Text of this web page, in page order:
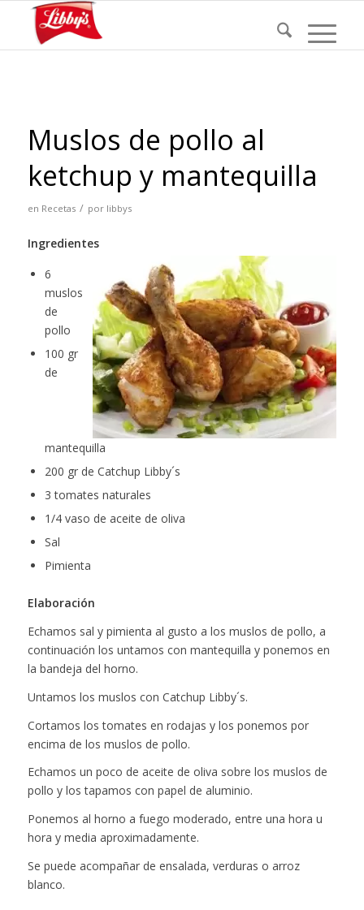
Muslos de pollo al
ketchup y mantequilla
en Recetas / por libbys
Ingredientes
6
muslos
de
pollo
100 gr
de
mantequilla
200 gr de Catchup Libby´s
3 tomates naturales
1/4 vaso de aceite de oliva
Sal
Pimienta
Elaboración
Echamos sal y pimienta al gusto a los muslos de pollo, a
continuación los untamos con mantequilla y ponemos en
la bandeja del horno.
Untamos los muslos con Catchup Libby´s.
Cortamos los tomates en rodajas y los ponemos por
encima de los muslos de pollo.
Echamos un poco de aceite de oliva sobre los muslos de
pollo y los tapamos con papel de aluminio.
Ponemos al horno a fuego moderado, entre una hora u
hora y media aproximadamente.
Se puede acompañar de ensalada, verduras o arroz
blanco.